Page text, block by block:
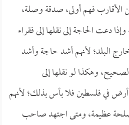
الأقارب فهم أولى، صدقة وصلة،
دعت الحاجة إلى نقلها إلى فقراء
البلد؛ لأنهم أشد حاجة وأشد
وهكذا لو نقلها إلى
أرض في فلسطين فلا بأس بذلك؛ لأنهم
عظيمة، ومتى اجتهد صاحب